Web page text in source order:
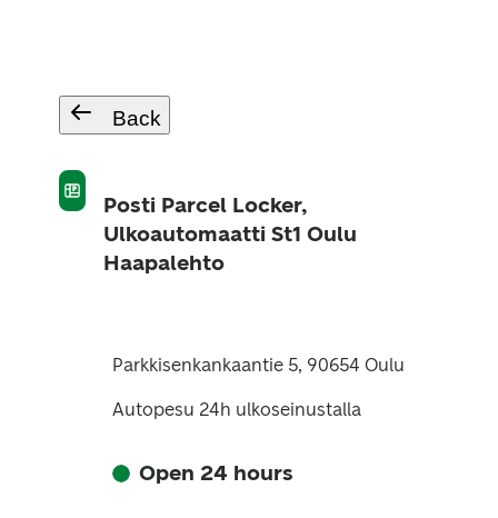
Back
Posti Parcel Locker,
Ulkoautomaatti St1 Oulu
Haapalehto
Parkkisenkankaantie 5, 90654 Oulu
Autopesu 24h ulkoseinustalla
Open 24 hours